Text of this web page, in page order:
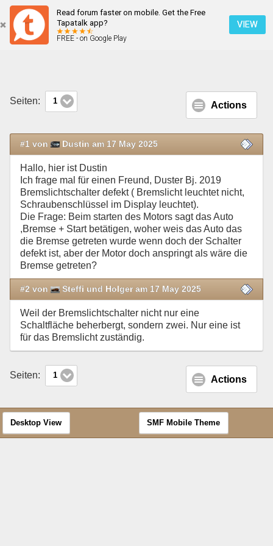
Read forum faster on mobile. Get the Free
Tapatalk app?
FREE - on Google Play
VIEW
Motorstart mit defekten Bremslichtschalter
Seiten: 1 Actions
#1 von Dustin am 17 May 2025
Hallo, hier ist Dustin
Ich frage mal für einen Freund, Duster Bj. 2019
Bremslichtschalter defekt ( Bremslicht leuchtet nicht,
Schraubenschlüssel im Display leuchtet).
Die Frage: Beim starten des Motors sagt das Auto
,Bremse + Start betätigen, woher weis das Auto das
die Bremse getreten wurde wenn doch der Schalter
defekt ist, aber der Motor doch anspringt als wäre die
Bremse getreten?
#2 von Steffi und Holger am 17 May 2025
Weil der Bremslichtschalter nicht nur eine
Schaltfläche beherbergt, sondern zwei. Nur eine ist
für das Bremslicht zuständig.
Seiten: 1 Actions
Desktop View SMF Mobile Theme